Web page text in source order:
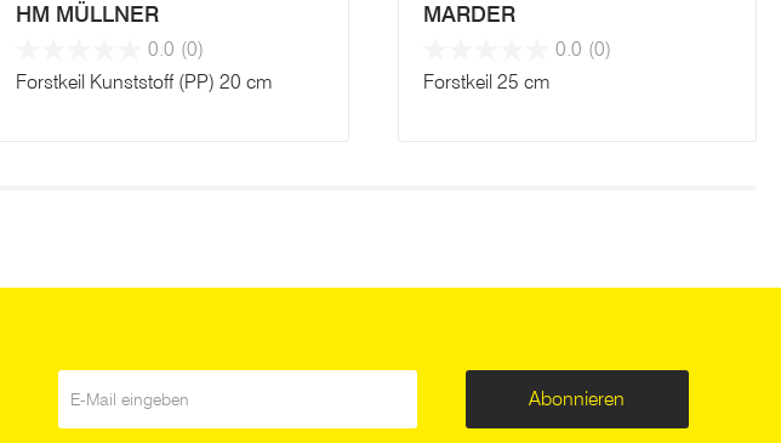
HM MÜLLNER
0.0 (0)
Forstkeil Kunststoff (PP) 20 cm
MARDER
0.0 (0)
Forstkeil 25 cm
Abonnieren